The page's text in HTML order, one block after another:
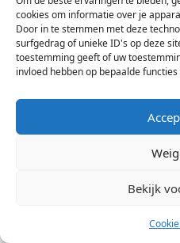
cookies om informatie over je
Door in te stemmen met deze
surfgedrag of unieke ID's op deze
toestemming geeft of uw
invloed hebben op bepaalde
Bekijk
90x190x4.2
Toevoegen Aan